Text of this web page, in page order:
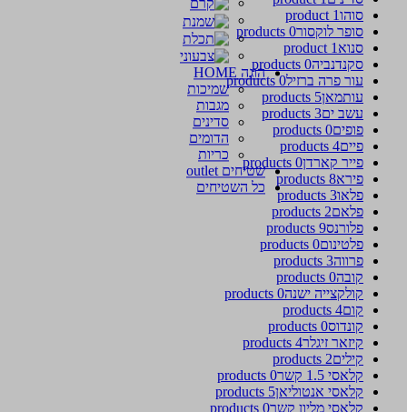
הוגה HOME
שמיכות
מגבות
סדינים
הדומים
כריות
שטיחים outlet
כל השטיחים
סוהו1 product
סופר לוקסור0 products
סנוא 1 product
סקנדנביה0 products
עור פרה ברזיל0 products
עותמאן5 products
עשב ים3 products
פופים0 products
פיים4 products
פייר קארדן0 products
פירא8 products
פלאו3 products
פלאם2 products
פלורנס9 products
פלטינום0 products
פרווה3 products
קובה0 products
קולקצייה ישנה0 products
קום4 products
קונדוס0 products
קיזאר זיגלר4 products
קילים2 products
קלאסי 1.5 קשר
0 products
קלאסי אנטוליאן5 products
קלאסי מליון קשר0 products